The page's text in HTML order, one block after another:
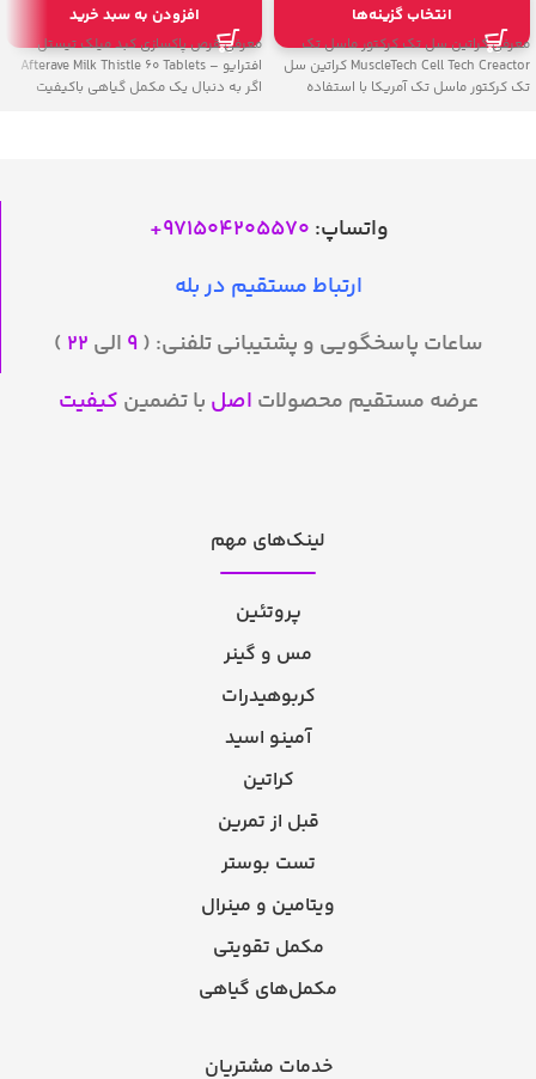
انتخاب گزینه‌ها
معرفی کراتین سل تک کرکتور ماسل تک
MuscleTech Cell Tech Creactor کراتین سل
تک کرکتور ماسل تک آمریکا با استفاده
افزودن به سبد خرید
معرفی قرص پاکسازی کبد میلک تیستل
افترایو – Afterave Milk Thistle 60 Tablets
اگر به دنبال یک مکمل گیاهی باکیفیت
واتساپ: 971504205570
+
ارتباط مستقیم در بله
ساعات پاسخگویی و پشتیبانی تلفنی: ( ۹ الی ۲۲ )
عرضه مستقیم محصولات اصل با تضمین کیفیت
لینک‌های مهم
پروتئین
مس و گینر
کربوهیدرات
آمینو اسید
کراتین
قبل از تمرین
تست بوستر
ویتامین و مینرال
مکمل تقویتی
مکمل‌های گیاهی
خدمات مشتریان